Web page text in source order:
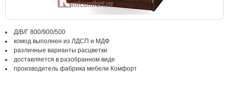
Д/В/Г 800/900/500
комод выполнен из ЛДСП и МДФ
различные варианты расцветки
доставляется в разобранном виде
производитель фабрика мебели Комфорт